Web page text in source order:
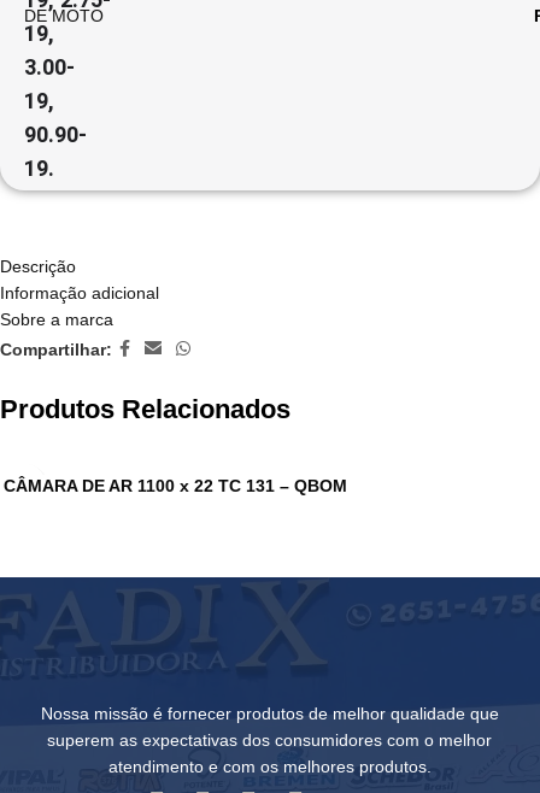
19,
3.00-
19,
90.90-
19.
DE MOTO
Descrição
Informação adicional
Sobre a marca
Compartilhar:
Produtos Relacionados
CÂMARA DE AR 1100 x 22 TC 131 – QBOM
Nossa missão é fornecer produtos de melhor qualidade que
superem as expectativas dos consumidores com o melhor
atendimento e com os melhores produtos.